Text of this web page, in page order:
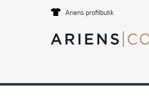
Ariens profilbutik